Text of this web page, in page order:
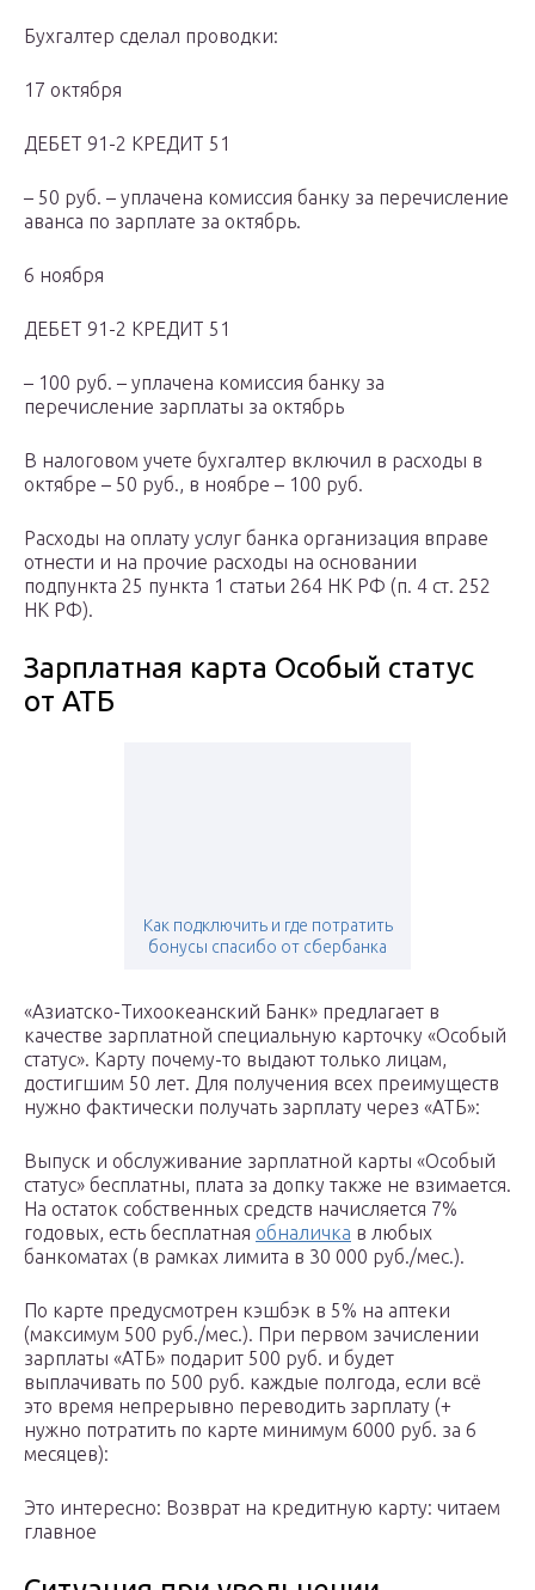
Бухгалтер сделал проводки:
17 октября
ДЕБЕТ 91-2 КРЕДИТ 51
– 50 руб. – уплачена комиссия банку за перечисление
аванса по зарплате за октябрь.
6 ноября
ДЕБЕТ 91-2 КРЕДИТ 51
– 100 руб. – уплачена комиссия банку за
перечисление зарплаты за октябрь
В налоговом учете бухгалтер включил в расходы в
октябре – 50 руб., в ноябре – 100 руб.
Расходы на оплату услуг банка организация вправе
отнести и на прочие расходы на основании
подпункта 25 пункта 1 статьи 264 НК РФ (п. 4 ст. 252
НК РФ).
Зарплатная карта Особый статус
от АТБ
Как подключить и где потратить
бонусы спасибо от сбербанка
«Азиатско-Тихоокеанский Банк» предлагает в
качестве зарплатной специальную карточку «Особый
статус». Карту почему-то выдают только лицам,
достигшим 50 лет. Для получения всех преимуществ
нужно фактически получать зарплату через «АТБ»:
Выпуск и обслуживание зарплатной карты «Особый
статус» бесплатны, плата за допку также не взимается.
На остаток собственных средств начисляется 7%
годовых, есть бесплатная обналичка в любых
банкоматах (в рамках лимита в 30 000 руб./мес.).
По карте предусмотрен кэшбэк в 5% на аптеки
(максимум 500 руб./мес.). При первом зачислении
зарплаты «АТБ» подарит 500 руб. и будет
выплачивать по 500 руб. каждые полгода, если всё
это время непрерывно переводить зарплату (+
нужно потратить по карте минимум 6000 руб. за 6
месяцев):
Это интересно: Возврат на кредитную карту: читаем
главное